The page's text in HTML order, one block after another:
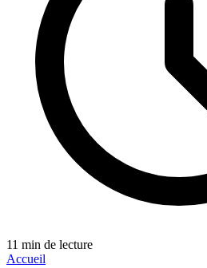
11 min de lecture
Accueil